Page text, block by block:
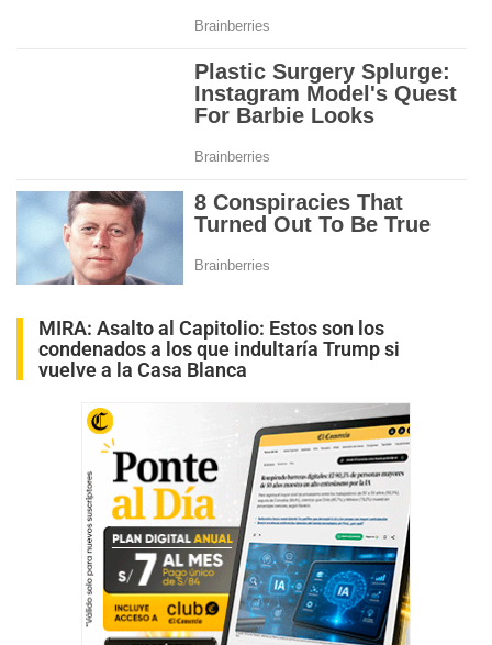
MIRA: Asalto al Capitolio: Estos son los
condenados a los que indultaría Trump si
vuelve a la Casa Blanca